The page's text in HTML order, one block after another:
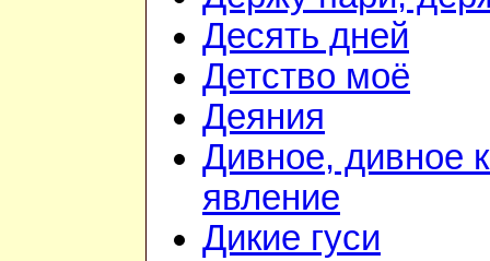
Десять дней
Детство моё
Деяния
Дивное, дивное
явление
Дикие гуси